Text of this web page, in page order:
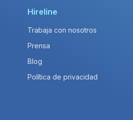
Hireline
Trabaja con nosotros
Prensa
Blog
Política de privacidad